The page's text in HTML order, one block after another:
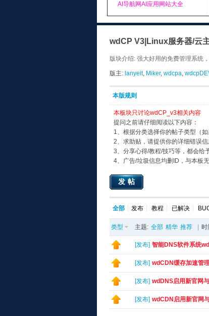
AI导航网AI应用网站大全
wdCP V3|Linux服务器/云
版块介绍: 强大好用的免费管理系统
版主: lanyeit, Miker, wdcpa,
本版规则
本板块只讨论wdCP_v3相关内容
提问之前请仔细阅读以下内容：
1、根据分类选择你的帖子类型（
2、求助贴，请提供你的详细错误
3、分享心得/教程/技巧等，都会给
4、广告/垃圾信息均删ID，与本板
发帖
全部 发布 教程 已解决
类型 主题: 全部 精华 推荐 时
[发布] 智能DNS软件系统
[发布] wdCDN缓存加速管
[发布] wdDNS启用新官网
[发布] wdCDN启用新官网